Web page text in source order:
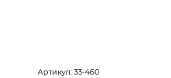
Артикул: 33-460